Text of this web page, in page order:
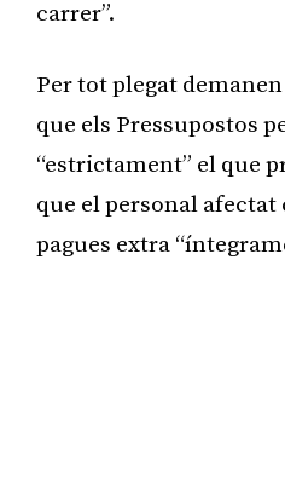
carrer”.
Per tot plegat
que els Pressupostos
“estrictament” el que
que el personal afectat
pagues extra